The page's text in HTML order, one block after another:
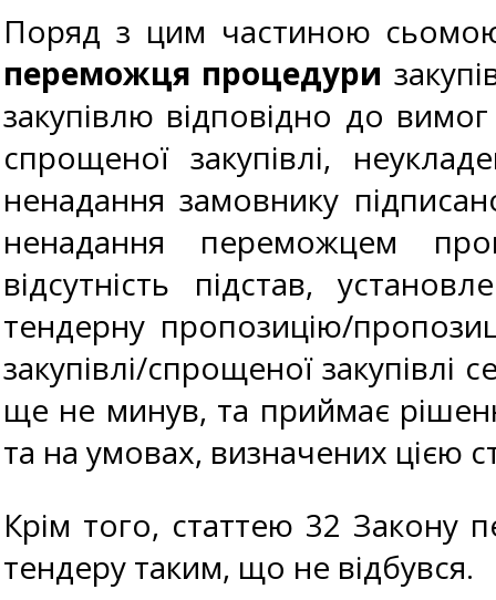
Поряд з цим частиною
переможця процедури
закупівлю відповідно до
спрощеної закупівлі,
ненадання замовнику
ненадання переможцем
відсутність підстав,
тендерну пропозицію/
закупівлі/спрощеної закупівлі
ще не минув, та приймає
та на умовах, визначених цією
Крім того, статтею 32 Закону
тендеру таким, що не відбувся.